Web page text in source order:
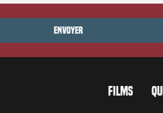
Envoyer
FILMS